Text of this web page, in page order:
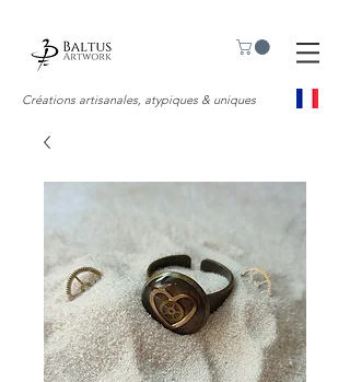
Créations artisanales, atypiques & uniques